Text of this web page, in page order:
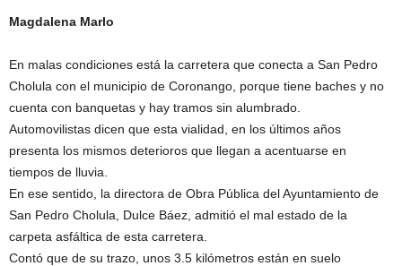
Magdalena Marlo
En malas condiciones está la carretera que conecta a San Pedro
Cholula con el municipio de Coronango, porque tiene baches y no
cuenta con banquetas y hay tramos sin alumbrado.
Automovilistas dicen que esta vialidad, en los últimos años
presenta los mismos deterioros que llegan a acentuarse en
tiempos de lluvia.
En ese sentido, la directora de Obra Pública del Ayuntamiento de
San Pedro Cholula, Dulce Báez, admitió el mal estado de la
carpeta asfáltica de esta carretera.
Contó que de su trazo, unos 3.5 kilómetros están en suelo